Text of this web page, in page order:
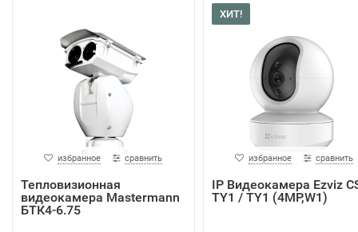
избранное сравнить
Тепловизионная
видеокамера Mastermann
БТК4-6.75
ХИТ!
избранное сравнить
IP Видеокамера Ezviz
TY1 / TY1 (4MP,W1)